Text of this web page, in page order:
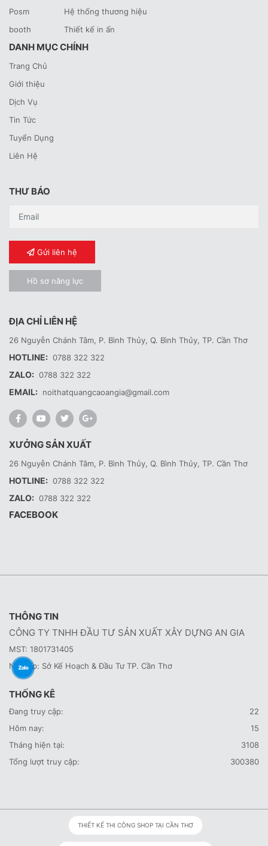
Posm
booth
Hệ thống thương hiệu
Thiết kế in ấn
DANH MỤC CHÍNH
Trang Chủ
Giới thiệu
Dịch Vụ
Tin Tức
Tuyển Dụng
Liên Hệ
THƯ BÁO
Gửi liên hệ
Hồ sơ năng lực
ĐỊA CHỈ LIÊN HỆ
26 Nguyễn Chánh Tâm, P. Bình Thủy, Q. Bình Thủy, TP. Cần Thơ
HOTLINE: 0788 322 322
ZALO: 0788 322 322
EMAIL: noithatquangcaoangia@gmail.com
XƯỞNG SẢN XUẤT
26 Nguyễn Chánh Tâm, P. Bình Thủy, Q. Bình Thủy, TP. Cần Thơ
HOTLINE: 0788 322 322
ZALO: 0788 322 322
FACEBOOK
THÔNG TIN
CÔNG TY TNHH ĐẦU TƯ SẢN XUẤT XÂY DỰNG AN GIA
MST: 1801731405
Nơi cấp: Sở Kế Hoạch & Đầu Tư TP. Cần Thơ
THỐNG KÊ
Đang truy cập:
22
Hôm nay:
15
Tháng hiện tại:
3108
Tổng lượt truy cập:
300380
THIẾT KẾ THI CÔNG SHOP TẠI CẦN THƠ